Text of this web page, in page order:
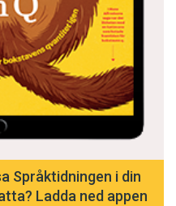
Språktidningen i din
Ladda ned appen